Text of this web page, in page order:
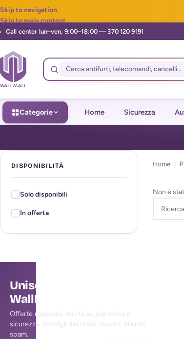
Skip to navigation
Skip to main content
Categorie Home Sicurezza
DISPONIBILITÀ
Solo disponibili
In offerta
Home /
Non è
Unisciti alla community
WallMall
Offerte riservate, novità su domotica e
sicurezza, consigli dei nostri tecnici. Niente
spam.